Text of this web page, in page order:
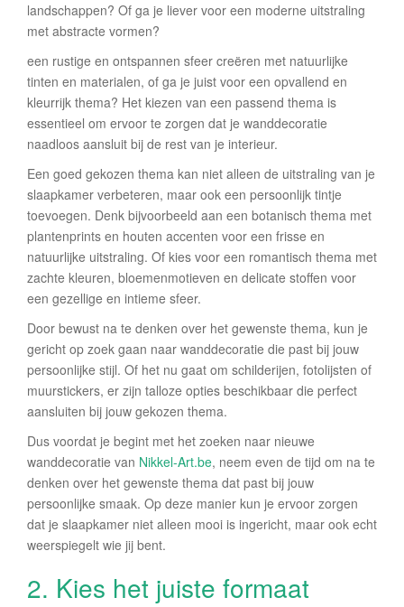
landschappen? Of ga je liever voor een moderne uitstraling
met abstracte vormen?
een rustige en ontspannen sfeer creëren met natuurlijke
tinten en materialen, of ga je juist voor een opvallend en
kleurrijk thema? Het kiezen van een passend thema is
essentieel om ervoor te zorgen dat je wanddecoratie
naadloos aansluit bij de rest van je interieur.
Een goed gekozen thema kan niet alleen de uitstraling van je
slaapkamer verbeteren, maar ook een persoonlijk tintje
toevoegen. Denk bijvoorbeeld aan een botanisch thema met
plantenprints en houten accenten voor een frisse en
natuurlijke uitstraling. Of kies voor een romantisch thema met
zachte kleuren, bloemenmotieven en delicate stoffen voor
een gezellige en intieme sfeer.
Door bewust na te denken over het gewenste thema, kun je
gericht op zoek gaan naar wanddecoratie die past bij jouw
persoonlijke stijl. Of het nu gaat om schilderijen, fotolijsten of
muurstickers, er zijn talloze opties beschikbaar die perfect
aansluiten bij jouw gekozen thema.
Dus voordat je begint met het zoeken naar nieuwe
wanddecoratie van Nikkel-Art.be, neem even de tijd om na te
denken over het gewenste thema dat past bij jouw
persoonlijke smaak. Op deze manier kun je ervoor zorgen
dat je slaapkamer niet alleen mooi is ingericht, maar ook echt
weerspiegelt wie jij bent.
2. Kies het juiste formaat